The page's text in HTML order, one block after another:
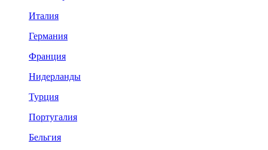
Италия
Германия
Франция
Нидерланды
Турция
Португалия
Бельгия